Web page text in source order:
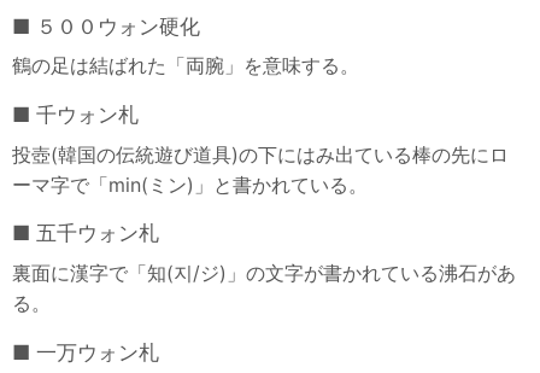
５００ウォン硬化
鶴の足は結ばれた「両腕」を意味する。
千ウォン札
投壺(韓国の伝統遊び道具)の下にはみ出ている棒の先にロ
ーマ字で「min(ミン)」と書かれている。
五千ウォン札
裏面に漢字で「知(지/ジ)」の文字が書かれている沸石があ
る。
一万ウォン札